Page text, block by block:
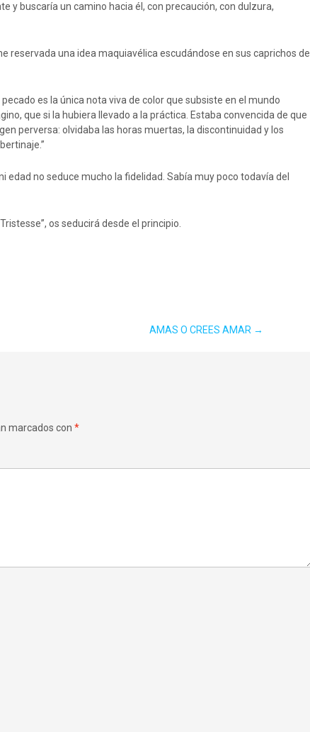
y buscaría un camino hacia él, con precaución, con dulzura,
reservada una idea maquiavélica escudándose en sus caprichos de
es la única nota viva de color que subsiste en el mundo
que si la hubiera llevado a la práctica. Estaba convencida de que
perversa: olvidaba las horas muertas, la discontinuidad y los
edad no seduce mucho la fidelidad. Sabía muy poco todavía del
os seducirá desde el principio.
AMAS O CREES AMAR →
marcados con*